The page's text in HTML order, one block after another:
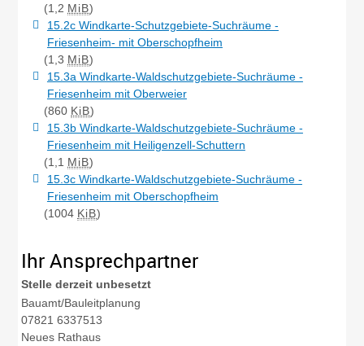
(1,2 MiB)
15.2c Windkarte-Schutzgebiete-Suchräume -
Friesenheim- mit Oberschopfheim
(1,3 MiB)
15.3a Windkarte-Waldschutzgebiete-Suchräume -
Friesenheim mit Oberweier
(860 KiB)
15.3b Windkarte-Waldschutzgebiete-Suchräume -
Friesenheim mit Heiligenzell-Schuttern
(1,1 MiB)
15.3c Windkarte-Waldschutzgebiete-Suchräume -
Friesenheim mit Oberschopfheim
(1004 KiB)
Ihr Ansprechpartner
Stelle derzeit unbesetzt
Bauamt/Bauleitplanung
07821 6337513
Neues Rathaus